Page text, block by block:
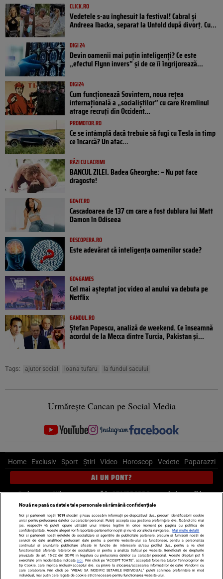
CLICK.RO
Vedetele s-au înghesuit la festival! Cabral și
Andreea Ibacka, separat la Untold după divorț. Cu...
DIGI 24
Devin oamenii mai puțin inteligenți? Ce este
„efectul Flynn invers” și de ce îi îngrijorează...
DIGI24
Cum funcționează Sovintern, noua rețea
internațională a „socialiștilor” cu care Kremlinul
atrage recruți din Occident...
PROMOTOR.RO
Ce se întâmplă dacă trebuie să fugi cu Tesla în timp
ce încarcă? Un atac...
RÂZI CU LACRIMI
BANCUL ZILEI. Badea Gheorghe: – Nu pot face
dragoste!
GO4IT.RO
Cascadoarea de 137 cm care a fost dublura lui Matt
Damon în Odiseea
DESCOPERA.RO
Este adevărat că inteligența oamenilor scade?
GO4GAMES
Cel mai așteptat joc video al anului va debuta pe
Netflix
GANDUL.RO
Ștefan Popescu, analiză de weekend. Ce înseamnă
acordul de la Mecca dintre Turcia, Pakistan şi...
Tags: ajutor social ioana tufaru la fundul sacului
Urmărește Cancan pe Social Media
Home Exclusiv Sport Știri Video Horoscop Vedete Paparazzi
AI UN PONT?
Scrie-ne pe Whatsapp, sună la 0741226226 sau trimite mail la
pont@cancan.ro
Știri interne Știri externe
Politică
Ultimele stiri
Diete Insula Iubirii Dictionar de vise
LIFE STYLE
Horoscop
Echipa editorială
Termeni si condiții Politica de confidențialitate
Nouă ne pasă ca datele tale personale să rămână confidențiale
Noi și partenerii noștri 1019stocăm și/sau accesăm informații pe dispozitivul dvs., precum identificatorii cookie
unici pentru prelucrarea datelor cu caracter personal. Puteți accepta sau gestiona preferințele dvs. făcând clic mai
jos, respectiv vă puteți opune utilizării unui interes legitim în orice moment pe pagina cu politica de
confidențialitate. Aceste alegeri vor fi raportate partenerilor noștri și nu vă vor afecta navigarea.
Mai multe detalii
Noi si partenerii nostri (retelele de socializare si agentiile de publicitate partenere, precum si furnizorii nostri de
servicii de date analitice) prelucram date pentru a permite website-ului sa functioneze, pentru a personaliza
continutul si anunturile publicitare afisate in functie de interesele si/sau profilul dvs., pentru a va oferi
functionalitati aferente retelelor de socializare si pentru a analiza traficul pe website. Beneficiati de drepturile
prevazute de art. 15-22 din GDPR in legatura cu prelucrarea datelor cu caracter personal. Aceste drepturi pot fi
exercitate prin modalitatea indicataaici . Prin click pe “ACCEPT TOATE”, acceptati folosirea tuturor Tehnologiilor de
tip Cookie, care implica inclusiv acceptul dvs. cu privire la stocarea/accesarea informatiilor de catre Vendor-ii cu
care colaboram. Prin click pe “VREAU SA MODIFIC SETARILE INDIVIDUAL” puteti schimba preferintele in mod
individual, mai putin cele legate de cookie strict necesare pentru functionarea website-ului.